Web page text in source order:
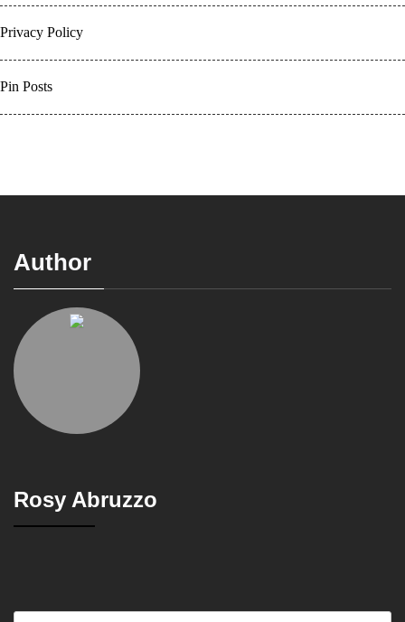
Privacy Policy
Pin Posts
Author
Rosy Abruzzo